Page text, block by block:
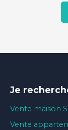
Je
Vente maison
Vente